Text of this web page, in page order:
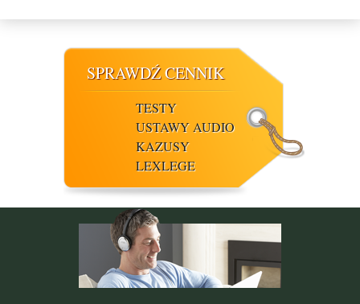
SPRAWDŹ CENNIK
TESTY
USTAWY AUDIO
KAZUSY
LEXLEGE